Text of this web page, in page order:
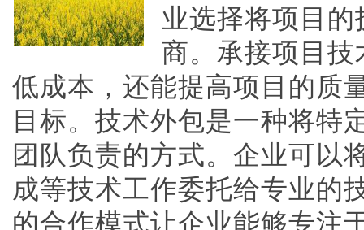
业选择将项目
商。承接项目
低成本，还能提高项目的质
目标。技术外包是一种将特
团队负责的方式。企业可以
成等技术工作委托给专业的
的合作模式让企业能够专注